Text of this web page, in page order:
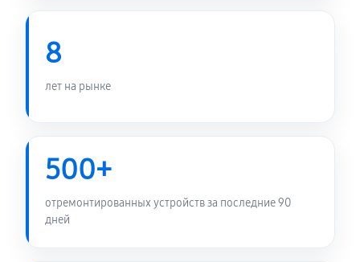
8
лет на рынке
500+
отремонтированных устройств за последние 90
дней